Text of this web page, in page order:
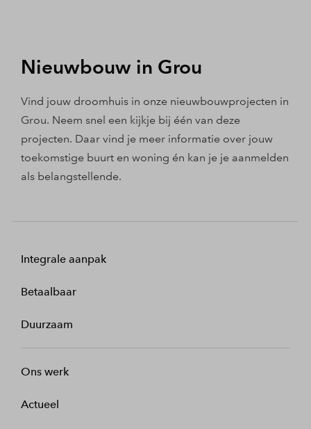
Nieuwbouw in Grou
Vind jouw droomhuis in onze nieuwbouwprojecten in
Grou. Neem snel een kijkje bij één van deze
projecten. Daar vind je meer informatie over jouw
toekomstige buurt en woning én kan je je aanmelden
als belangstellende.
Integrale aanpak
Betaalbaar
Duurzaam
Ons werk
Actueel